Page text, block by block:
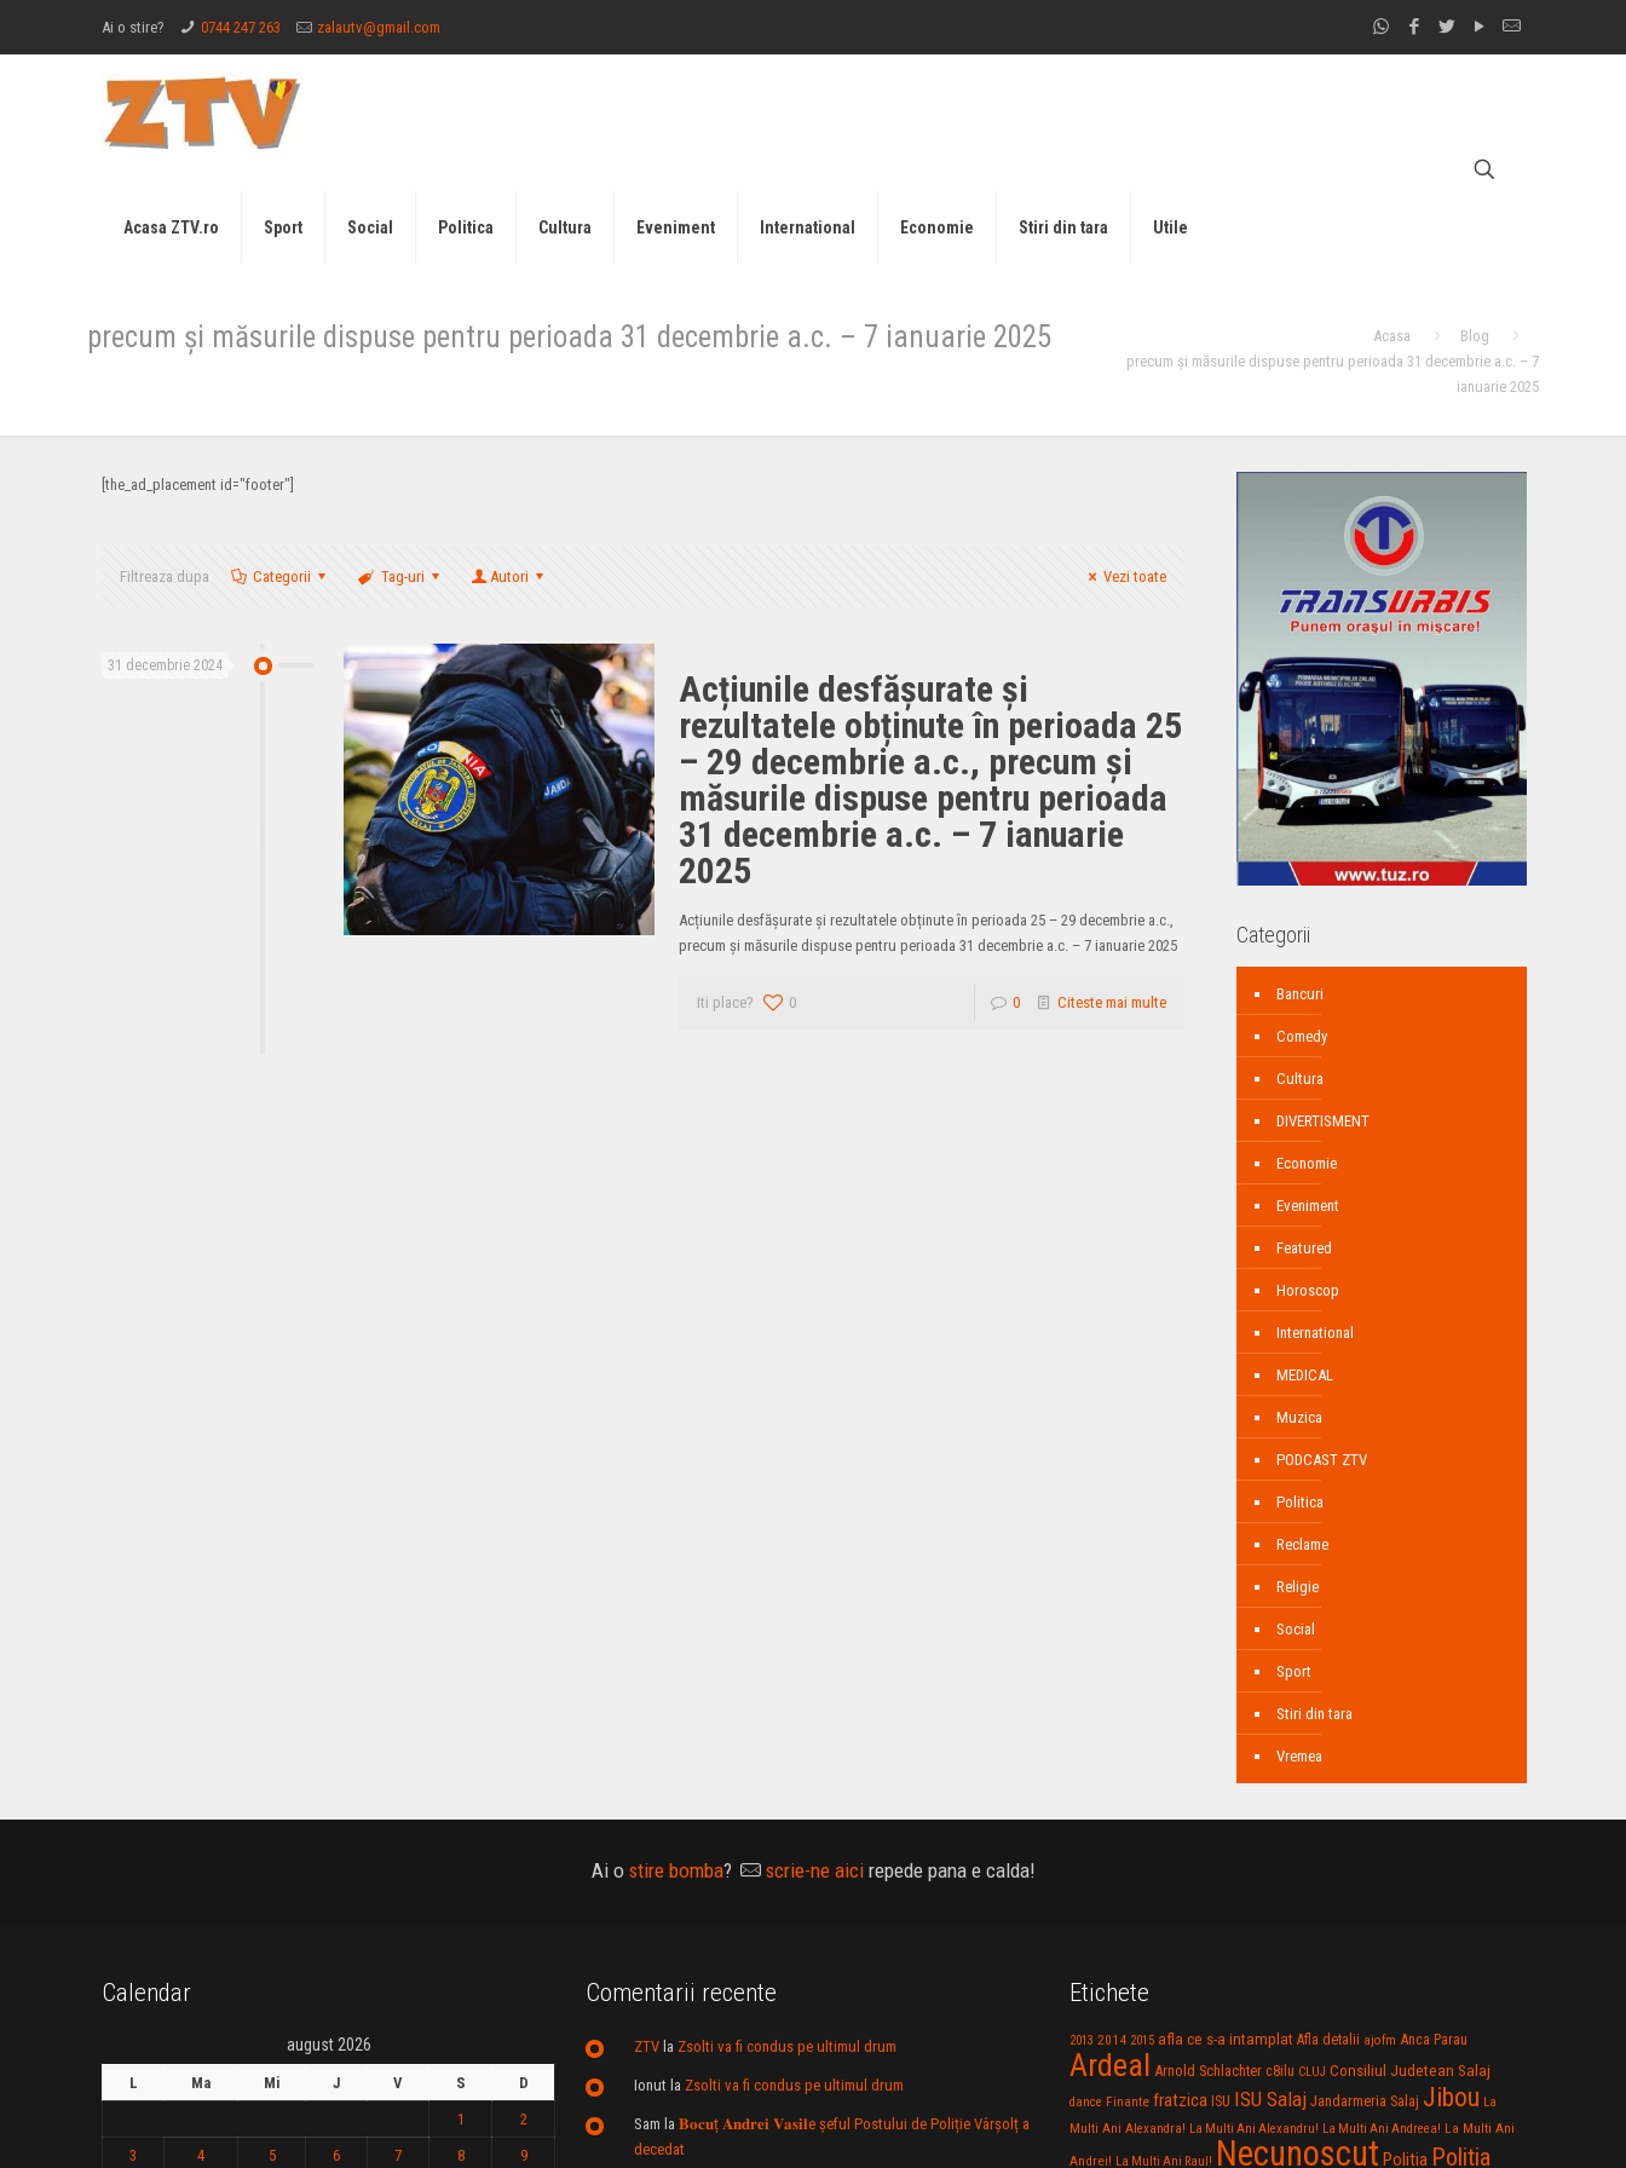
Ai o stire? 0744 247 263 zalautv@gmail.com
Acasa ZTV.ro Sport Social Politica Cultura Eveniment International Economie Stiri din tara Utile
precum și măsurile dispuse pentru perioada 31 decembrie a.c. – 7 ianuarie 2025 Acasa
Blog
precum și măsurile dispuse pentru perioada 31 decembrie a.c. – 7
ianuarie 2025
[the_ad_placement id="footer"]
Filtreaza dupa Categorii Tag-uri Autori Vezi toate
31 decembrie 2024
Acțiunile desfășurate și
rezultatele obținute în perioada 25
– 29 decembrie a.c., precum și
măsurile dispuse pentru perioada
31 decembrie a.c. – 7 ianuarie
2025
Acțiunile desfășurate și rezultatele obținute în perioada 25 – 29 decembrie a.c.,
precum și măsurile dispuse pentru perioada 31 decembrie a.c. – 7 ianuarie 2025
Iti place? 0 0 Citeste mai multe
Categorii
Bancuri
Comedy
Cultura
DIVERTISMENT
Economie
Eveniment
Featured
Horoscop
International
MEDICAL
Muzica
PODCAST ZTV
Politica
Reclame
Religie
Social
Sport
Stiri din tara
Vremea
Ai o stire bomba? scrie-ne aicirepede pana e calda!
Calendar
august 2026
L Ma Mi J V S
D
1
2
3
4 5 6 7 8 9
Comentarii recente
ZTVla Zsolti va fi condus pe ultimul drum
Ionut la Zsolti va fi condus pe ultimul drum
Sam la 𝐁𝐨𝐜𝐮ț 𝐀𝐧𝐝𝐫𝐞𝐢 𝐕𝐚𝐬𝐢𝐥e şeful Postului de Poliție Vârșolț a
decedat
Etichete
2013 2014 2015 afla ce s-a intamplat Afla detalii ajofm Anca Parau
Ardeal Arnold Schlachter c8ilu CLUJ Consiliul Judetean Salaj
dance Finante fratzica ISU ISU Salaj Jandarmeria Salaj Jibou La
Multi Ani Alexandra! La Multi Ani Alexandru! La Multi Ani Andreea! La Multi Ani
Andrei! La Multi Ani Raul! Necunoscut Politia Politia